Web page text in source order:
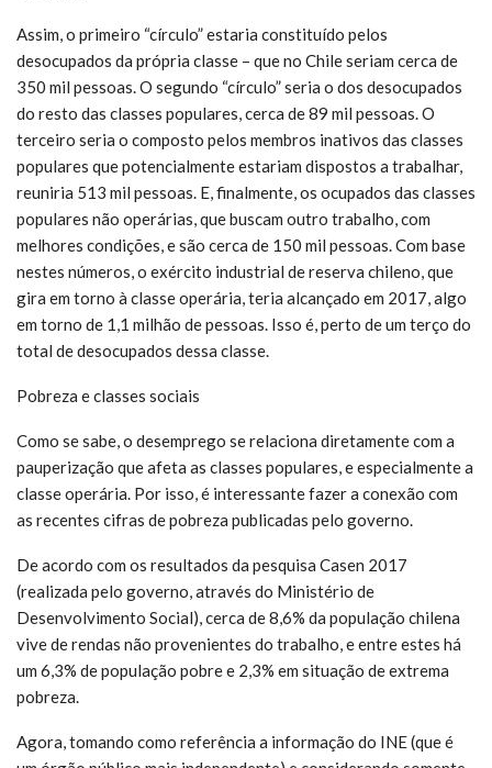
Assim, o primeiro “círculo” estaria constituído pelos
desocupados da própria classe – que no Chile seriam cerca de
350 mil pessoas. O segundo “círculo” seria o dos desocupados
do resto das classes populares, cerca de 89 mil pessoas. O
terceiro seria o composto pelos membros inativos das classes
populares que potencialmente estariam dispostos a trabalhar,
reuniria 513 mil pessoas. E, finalmente, os ocupados das classes
populares não operárias, que buscam outro trabalho, com
melhores condições, e são cerca de 150 mil pessoas. Com base
nestes números, o exército industrial de reserva chileno, que
gira em torno à classe operária, teria alcançado em 2017, algo
em torno de 1,1 milhão de pessoas. Isso é, perto de um terço do
total de desocupados dessa classe.
Pobreza e classes sociais
Como se sabe, o desemprego se relaciona diretamente com a
pauperização que afeta as classes populares, e especialmente a
classe operária. Por isso, é interessante fazer a conexão com
as recentes cifras de pobreza publicadas pelo governo.
De acordo com os resultados da pesquisa Casen 2017
(realizada pelo governo, através do Ministério de
Desenvolvimento Social), cerca de 8,6% da população chilena
vive de rendas não provenientes do trabalho, e entre estes há
um 6,3% de população pobre e 2,3% em situação de extrema
pobreza.
Agora, tomando como referência a informação do INE (que é